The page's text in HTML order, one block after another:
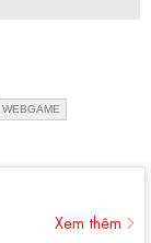
WEBGAME
Xem thêm